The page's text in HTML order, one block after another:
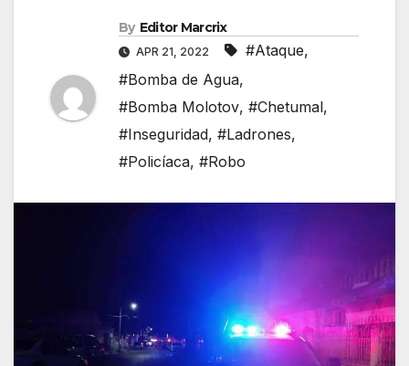
By Editor Marcrix
APR 21, 2022 #Ataque,
#Bomba de Agua,
#Bomba Molotov, #Chetumal,
#Inseguridad, #Ladrones,
#Policíaca, #Robo